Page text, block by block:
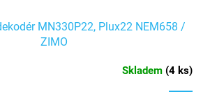
MN330P22, Plux22 NEM658 /
ZIMO
Skladem (4 ks)